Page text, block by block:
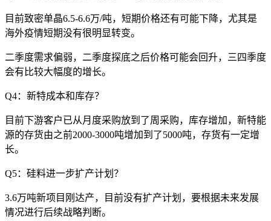
目前致密单晶6.5-6.6万/吨，短期价格还有可能下降，尤其是
海外疫情短期没有很明显转变。
二季度需求偏弱，二季度探底之后价格可能会回升，三四季度
会有比较大幅度的增长。
Q4：新特成本和库存？
目前下游客户已从月度采购放到了周采购，库存增加，新特能
源的存货由之前2000-3000吨增加到了5000吨，存货有一定增
长。
Q5：硅料进一步扩产计划？
3.6万吨新项目刚达产，目前没有扩产计划，要根据未来发展
情况进行后续战略判断。